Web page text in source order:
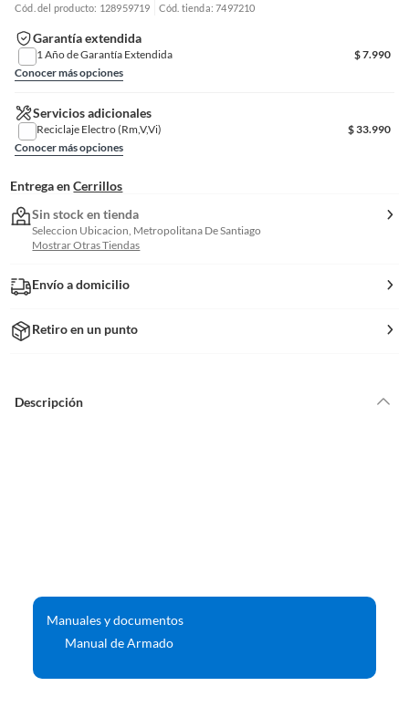
Cód. del producto: 128959719 Cód. tienda: 7497210
Garantía extendida
1 Año de Garantía Extendida $7.990
Conocer más opciones
Servicios adicionales
Reciclaje Electro (Rm,V,Vi) $33.990
Conocer más opciones
Entrega en Cerrillos
Sin stock en tienda
Seleccion Ubicacion, Metropolitana De Santiago
Mostrar Otras Tiendas
Envío a domicilio
Retiro en un punto
Descripción
Manuales y documentos
Manual de Armado